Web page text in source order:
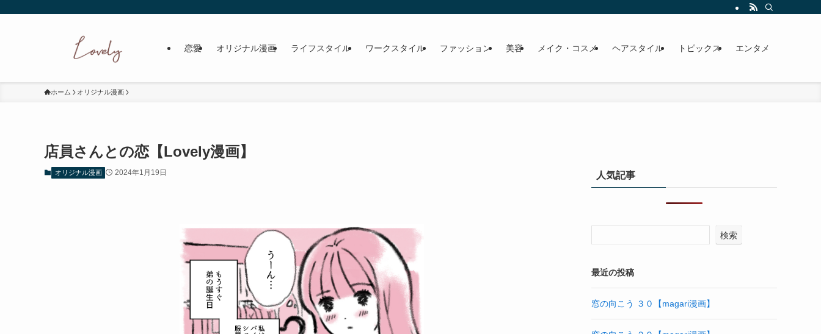
恋愛 オリジナル漫画 ライフスタイル ワークスタイル ファッション 美容 メイク・コスメ ヘアスタイル トピックス エンタメ
ホーム オリジナル漫画
店員さんとの恋【Lovely漫画】
オリジナル漫画 2024年1月19日 人気記事
検索
最近の投稿
窓の向こう ３０【magari漫画】